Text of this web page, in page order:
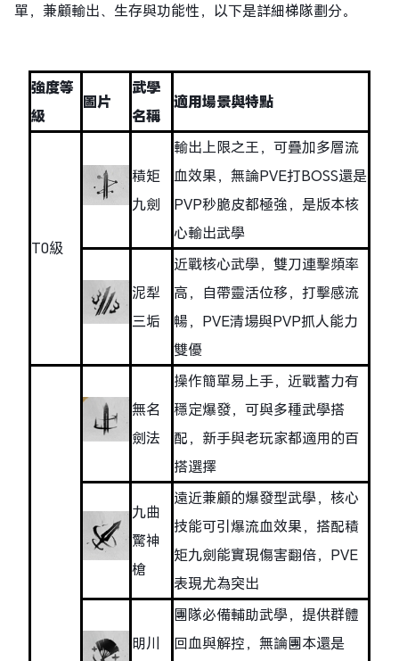
單，兼顧輸出、生存與功能性，以下是詳細梯隊劃分。
強度等
級
圖片
武學
名稱
適用場景與特點
T0級
積矩
九劍
輸出上限之王，可疊加多層流
血效果，無論PVE打BOSS還是
PVP秒脆皮都極強，是版本核
心輸出武學
泥犁
三垢
近戰核心武學，雙刀連擊頻率
高，自帶靈活位移，打擊感流
暢，PVE清場與PVP抓人能力
雙優
無名
劍法
操作簡單易上手，近戰蓄力有
穩定爆發，可與多種武學搭
配，新手與老玩家都適用的百
搭選擇
九曲
驚神
槍
遠近兼顧的爆發型武學，核心
技能可引爆流血效果，搭配積
矩九劍能實現傷害翻倍，PVE
表現尤為突出
明川
團隊必備輔助武學，提供群體
回血與解控，無論團本還是